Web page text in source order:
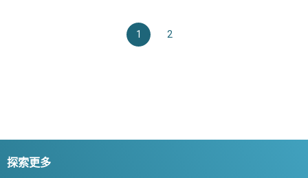
1 2
探索更多